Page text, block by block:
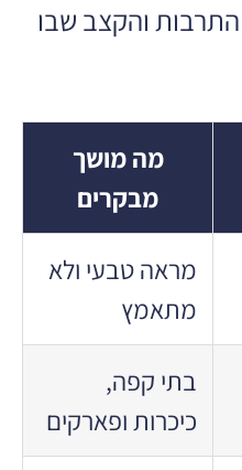
והקצב שבו
מה מושך
מבקרים
מראה טבעי ולא
מתאמץ
בתי קפה,
כיכרות ופארקים